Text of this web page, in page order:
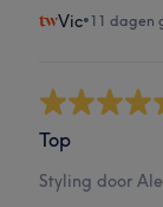
Vic•11 dagen
Top
Styling door